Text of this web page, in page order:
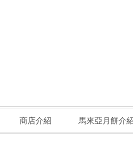
商店介紹 馬來亞月餅介